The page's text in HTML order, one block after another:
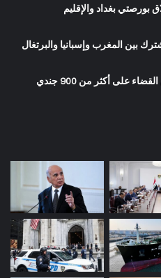
بورصتي بغداد والإقليم
على مختلف المحاور.. روسيا تعلن القضاء على أكثر من 900 جندي